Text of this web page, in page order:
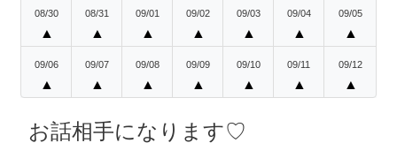
08/30
▲
08/31
▲
09/01
▲
09/02
▲
09/03
▲
09/04
▲
09/05
▲
09/06
▲
09/07
▲
09/08
▲
09/09
▲
09/10
▲
09/11
▲
09/12
▲
お話相手になります♡